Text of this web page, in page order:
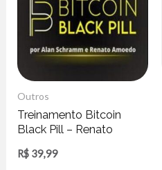
Outros
Treinamento Bitcoin
Black Pill – Renato
Schramm
R$ 39,99